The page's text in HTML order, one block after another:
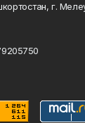
г.